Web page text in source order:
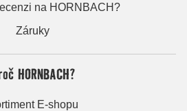
na HORNBACH?
Záruky
HORNBACH?
E-shopu